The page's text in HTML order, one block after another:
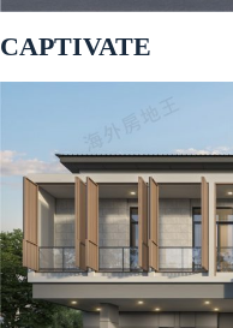
CAPTIVATE